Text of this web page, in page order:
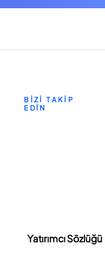
BİZİ TAKİP
EDİN
Yatırımcı Sözlüğü